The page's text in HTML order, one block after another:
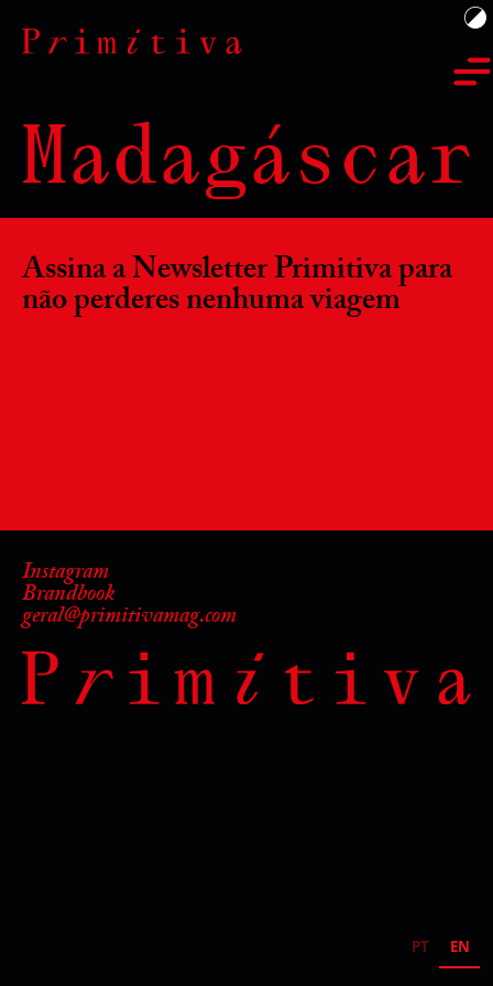
Madagáscar
Assina a Newsletter Primitiva para
não perderes nenhuma viagem
Instagram
Brandbook
geral@primitivamag.com
PT EN